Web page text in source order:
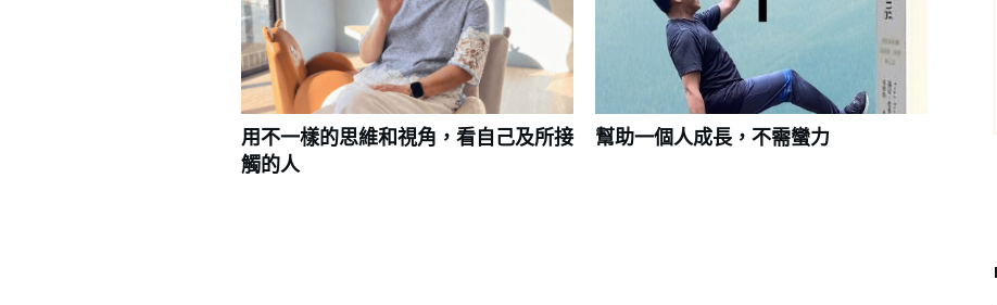
用不一樣的思維和視角，看自己及所接
觸的人
幫助一個人成長，不需蠻力